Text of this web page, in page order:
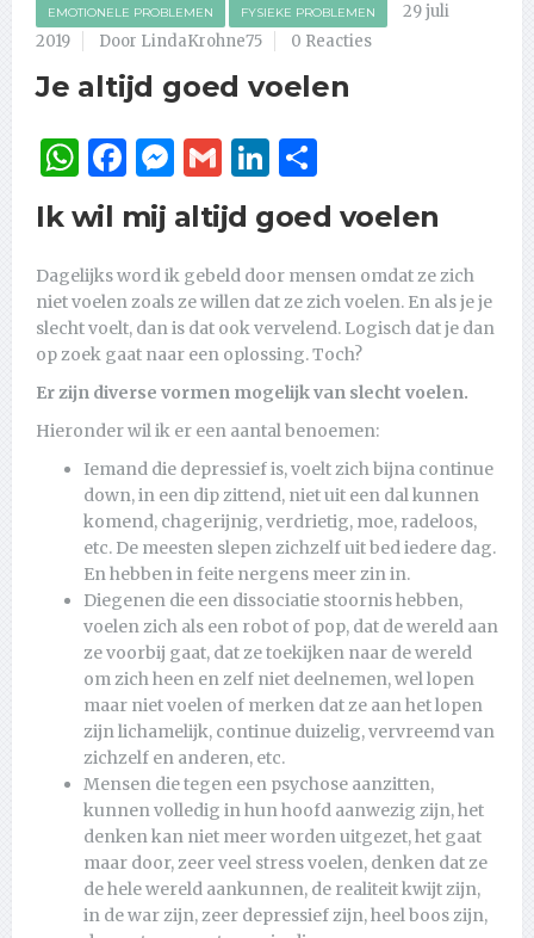
EMOTIONELE PROBLEMEN FYSIEKE PROBLEMEN
29 juli
2019
Door LindaKrohne75 0 Reacties
Je altijd goed voelen
WhatsApp
Facebook
Messenger
GmailLinkedIn
Ik wil mij altijd goed voelen
Dagelijks word ik gebeld door mensen omdat ze zich
niet voelen zoals ze willen dat ze zich voelen. En als je je
slecht voelt, dan is dat ook vervelend. Logisch dat je dan
op zoek gaat naar een oplossing. Toch?
Er zijn diverse vormen mogelijk van slecht voelen.
Hieronder wil ik er een aantal benoemen:
Iemand die depressief is, voelt zich bijna continue
down, in een dip zittend, niet uit een dal kunnen
komend, chagerijnig, verdrietig, moe, radeloos,
etc. De meesten slepen zichzelf uit bed iedere dag.
En hebben in feite nergens meer zin in.
Diegenen die een dissociatie stoornis hebben,
voelen zich als een robot of pop, dat de wereld aan
ze voorbij gaat, dat ze toekijken naar de wereld
om zich heen en zelf niet deelnemen, wel lopen
maar niet voelen of merken dat ze aan het lopen
zijn lichamelijk, continue duizelig, vervreemd van
zichzelf en anderen, etc.
Mensen die tegen een psychose aanzitten,
kunnen volledig in hun hoofd aanwezig zijn, het
denken kan niet meer worden uitgezet, het gaat
maar door, zeer veel stress voelen, denken dat ze
de hele wereld aankunnen, de realiteit kwijt zijn,
in de war zijn, zeer depressief zijn, heel boos zijn,